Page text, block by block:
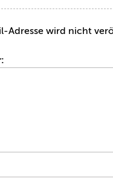
Adresse wird nicht